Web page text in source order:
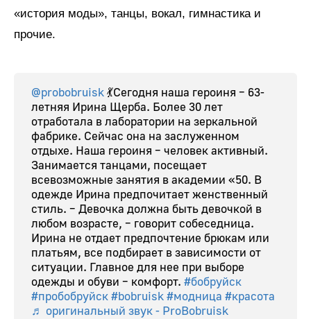
«история моды», танцы, вокал, гимнастика и
прочие.
@probobruisk💃Сегодня наша героиня – 63-
летняя Ирина Щерба. Более 30 лет
отработала в лаборатории на зеркальной
фабрике. Сейчас она на заслуженном
отдыхе. Наша героиня – человек активный.
Занимается танцами, посещает
всевозможные занятия в академии «50. В
одежде Ирина предпочитает женственный
стиль. – Девочка должна быть девочкой в
любом возрасте, – говорит собеседница.
Ирина не отдает предпочтение брюкам или
платьям, все подбирает в зависимости от
ситуации. Главное для нее при выборе
одежды и обуви – комфорт. #бобруйск
#пробобруйск#bobruisk#модница #красота
♬ оригинальный звук - ProBobruisk